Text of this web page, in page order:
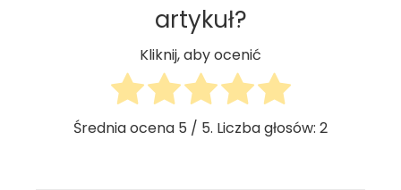
artykuł?
Kliknij, aby ocenić
Średnia ocena 5 / 5. Liczba głosów: 2